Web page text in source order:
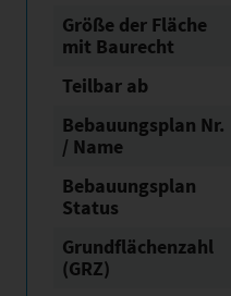
Größe der Fläche
mit Baurecht
Teilbar ab
Bebauungsplan Nr.
/ Name
Bebauungsplan
Status
Grundflächen­zahl
(GRZ)